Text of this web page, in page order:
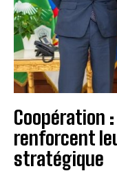
Coopération
renforcent
stratégique